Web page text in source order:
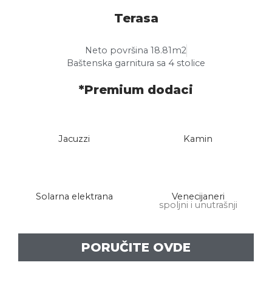
Terasa
Neto površina 18.81m2
Baštenska garnitura sa 4 stolice
*Premium dodaci
Jacuzzi Kamin
Solarna elektrana Venecijaneri
spoljni i unutrašnji
PORUČITE OVDE